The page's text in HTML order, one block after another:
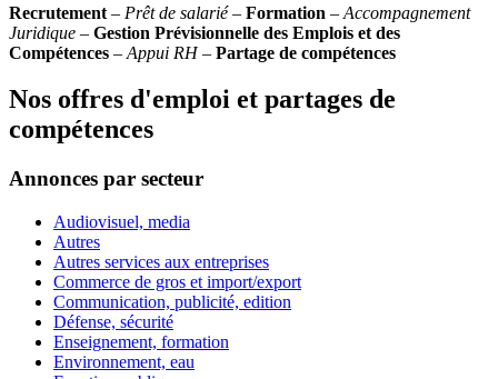
Recrutement – Prêt de salarié– Formation – Accompagnement
Juridique – Gestion Prévisionnelle des Emplois et des
Compétences – Appui RH– Partage de compétences
Nos offres d'emploi et partages de
compétences
Annonces par secteur
Audiovisuel, media
Autres
Autres services aux entreprises
Commerce de gros et import/export
Communication, publicité, edition
Défense, sécurité
Enseignement, formation
Environnement, eau